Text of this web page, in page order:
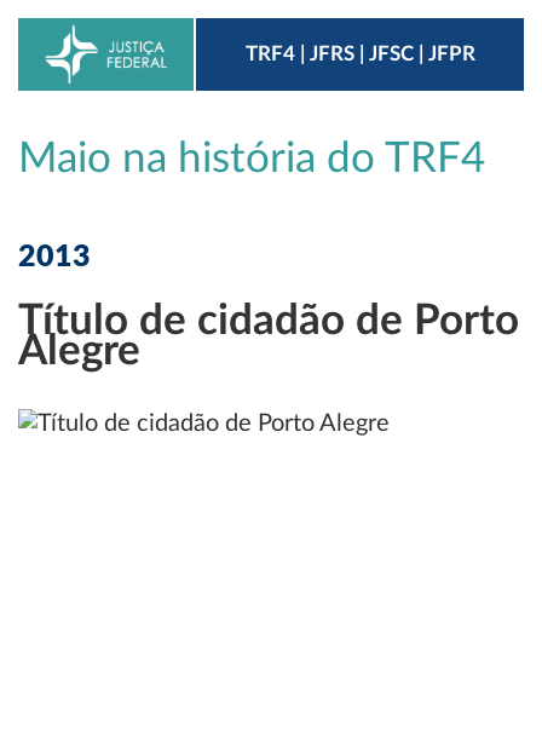
TRF4 | JFRS | JFSC | JFPR
Maio na história do TRF4
2013
Título de cidadão de Porto
Alegre